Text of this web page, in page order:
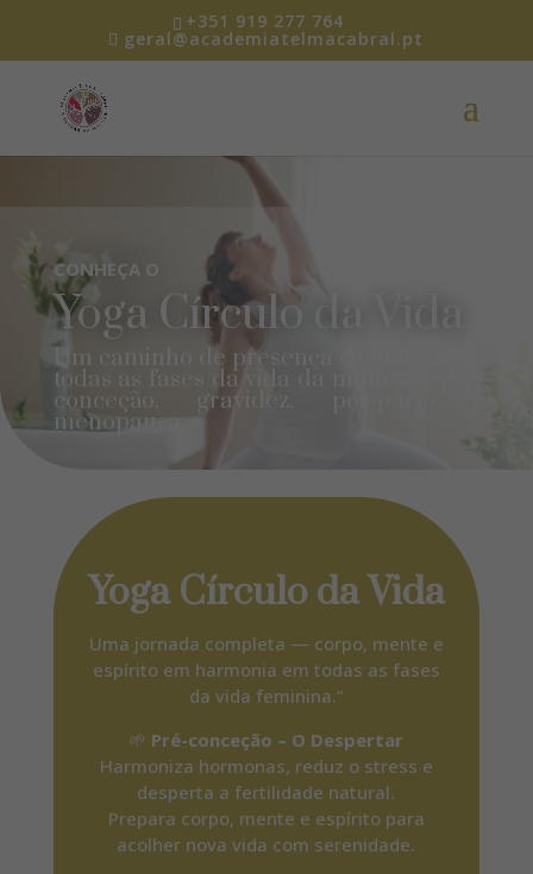
+351 919 277 764
geral@academiatelmacabral.pt
CONHEÇA O
Yoga Círculo da Vida
Um caminho de presença e cuidado em
todas as fases da vida da mulher – pré-
conceção, gravidez, pós-parto e
menopausa
Yoga Círculo da Vida
Uma jornada completa — corpo, mente e
espírito em harmonia em todas as fases
da vida feminina.”
🌱 Pré-conceção – O Despertar
Harmoniza hormonas, reduz o stress e
desperta a fertilidade natural.
Prepara corpo, mente e espírito para
acolher nova vida com serenidade.